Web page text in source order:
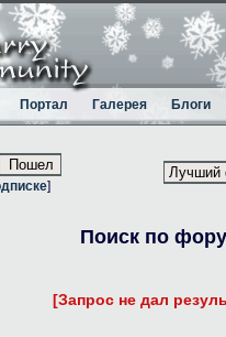
Портал Галерея Блоги
]
Поиск по
[Запрос не дал